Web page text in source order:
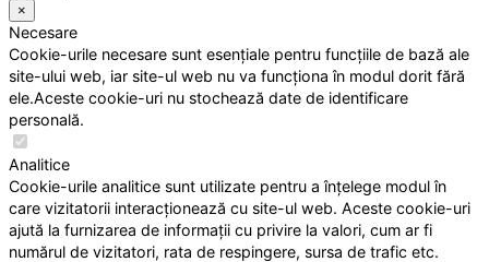
×
Necesare
Cookie-urile necesare sunt esențiale pentru funcțiile de bază ale
site-ului web, iar site-ul web nu va funcționa în modul dorit fără
ele.Aceste cookie-uri nu stochează date de identificare
personală.
Analitice
Cookie-urile analitice sunt utilizate pentru a înțelege modul în
care vizitatorii interacționează cu site-ul web. Aceste cookie-uri
ajută la furnizarea de informații cu privire la valori, cum ar fi
numărul de vizitatori, rata de respingere, sursa de trafic etc.